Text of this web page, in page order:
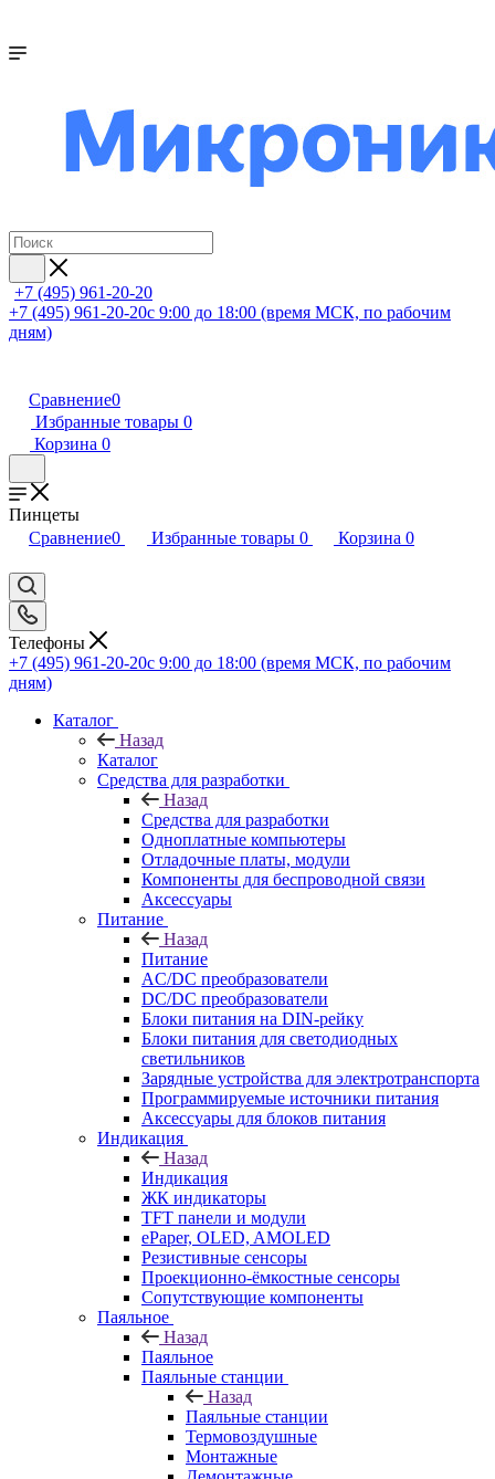
+7 (495) 961-20-20
+7 (495) 961-20-20с 9:00 до 18:00 (время МСК, по рабочим
дням)
Сравнение0
Избранные товары 0
Корзина 0
Пинцеты
Сравнение0 Избранные товары 0 Корзина 0
Телефоны
+7 (495) 961-20-20с 9:00 до 18:00 (время МСК, по рабочим
дням)
Каталог
Назад
Каталог
Средства для разработки
Назад
Средства для разработки
Одноплатные компьютеры
Отладочные платы, модули
Компоненты для беспроводной связи
Аксессуары
Питание
Назад
Питание
AC/DC преобразователи
DC/DC преобразователи
Блоки питания на DIN-рейку
Блоки питания для светодиодных
светильников
Зарядные устройства для электротранспорта
Программируемые источники питания
Аксессуары для блоков питания
Индикация
Назад
Индикация
ЖК индикаторы
TFT панели и модули
ePaper, OLED, AMOLED
Резистивные сенсоры
Проекционно-ёмкостные сенсоры
Сопутствующие компоненты
Паяльное
Назад
Паяльное
Паяльные станции
Назад
Паяльные станции
Термовоздушные
Монтажные